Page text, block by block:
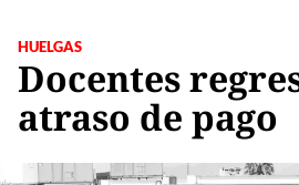
HUELGAS
Docentes
atraso de pago